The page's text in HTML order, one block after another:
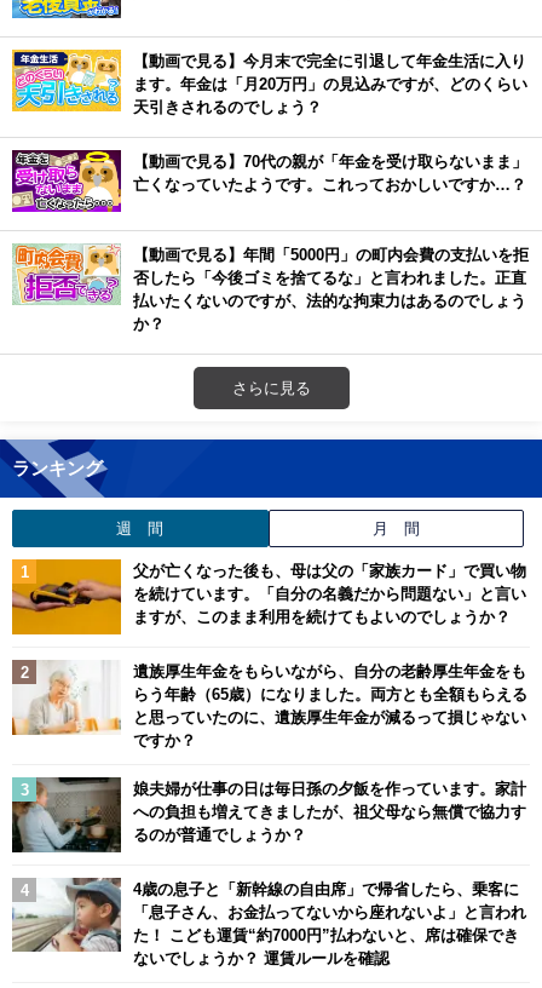
【動画で見る】今月末で完全に引退して年金生活に入り
ます。年金は「月20万円」の見込みですが、どのくらい
天引きされるのでしょう？
【動画で見る】70代の親が「年金を受け取らないまま」
亡くなっていたようです。これっておかしいですか…？
【動画で見る】年間「5000円」の町内会費の支払いを拒
否したら「今後ゴミを捨てるな」と言われました。正直
払いたくないのですが、法的な拘束力はあるのでしょう
か？
さらに見る
ランキング
週 間 月 間
父が亡くなった後も、母は父の「家族カード」で買い物
を続けています。「自分の名義だから問題ない」と言い
ますが、このまま利用を続けてもよいのでしょうか？
遺族厚生年金をもらいながら、自分の老齢厚生年金をも
らう年齢（65歳）になりました。両方とも全額もらえる
と思っていたのに、遺族厚生年金が減るって損じゃない
ですか？
娘夫婦が仕事の日は毎日孫の夕飯を作っています。家計
への負担も増えてきましたが、祖父母なら無償で協力す
るのが普通でしょうか？
4歳の息子と「新幹線の自由席」で帰省したら、乗客に
「息子さん、お金払ってないから座れないよ」と言われ
た！ こども運賃“約7000円”払わないと、席は確保でき
ないでしょうか？ 運賃ルールを確認